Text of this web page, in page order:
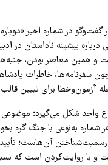
گفت‌وگو در شماره اخیر
درباره پیشینه ناداستان
و همین معاصر بودن،
سفرنامه‌ها، خاطرات
آزمون‌وخطا برای تبیین
واحد شکل می‌گیرد؛ موضوعی
به‌نوعی با جنگ گره
آن‌هاست؛
و با روایت‌کردن است که